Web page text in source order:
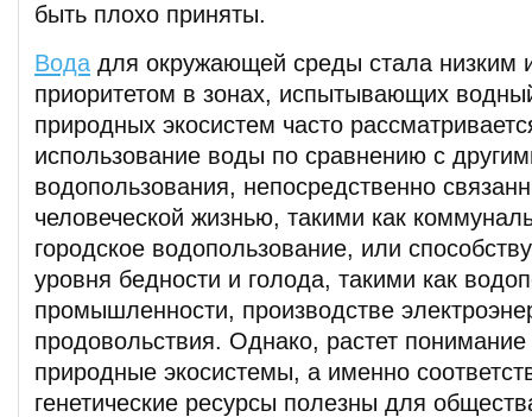
быть плохо приняты.
Вода для окружающей среды стала низким
приоритетом в зонах, испытывающих
природных экосистем часто
использование воды по сравнению с
водопользования, непосредственно
человеческой жизнью, такими как
городское водопользование, или
уровня бедности и голода, такими как
промышленности, производстве
продовольствия. Однако, растет понимание
природные экосистемы, а именно
генетические ресурсы полезны для